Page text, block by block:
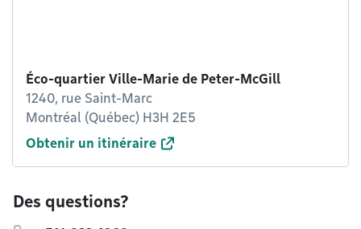
Éco-quartier Ville-Marie de Peter-McGill
1240, rue Saint-Marc
Montréal (Québec) H3H 2E5
Obtenir un itinéraire
Des questions?